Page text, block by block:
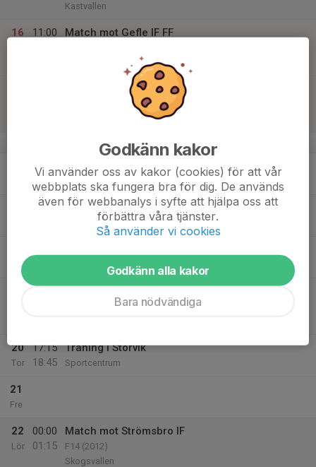
Kastvallen
16
11:00
Match mot Gefle IF FF
Match mot Hille IF Gul
17:30
19:00
Träning
Skogsvallen konstgräset
Ons Skogsvallen C-plan
20
Tor
17:15
18:45
Träning i Storvik
Sportcentrum
21
Fre
22
Lör
00:00
01:15
Match mot Strömsbro IF
F14 (2012)
Skogsvallen
Godkänn kakor
Vi använder oss av kakor (cookies) för att vår
webbplats ska fungera bra för dig. De används
även för webbanalys i syfte att hjälpa oss att
förbättra våra tjänster.
Så använder vi cookies
Godkänn alla kakor
Bara nödvändiga